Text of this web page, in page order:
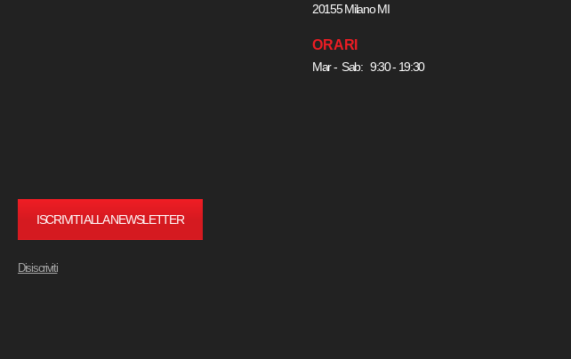
ISCRIVITI ALLA NEWSLETTER
Disiscriviti
20155 Milano MI
ORARI
Mar - Sab: 9:30 - 19:30